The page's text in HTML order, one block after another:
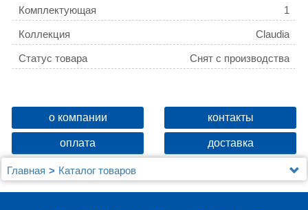
Комплектующая 1
Коллекция Claudia
Статус товара Снят с производства
о компании контакты
оплата доставка
Главная
Каталог товаров
Подголовник для ванны Riho AH 09 Claudia black